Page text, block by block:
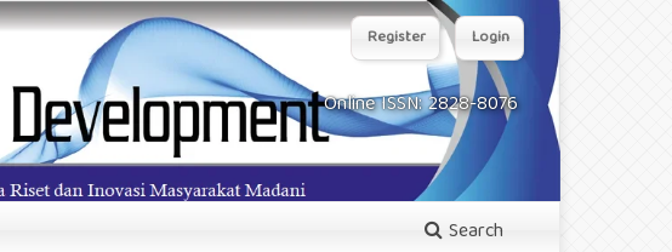
Online ISSN: 2828-8076
Search
Register Login